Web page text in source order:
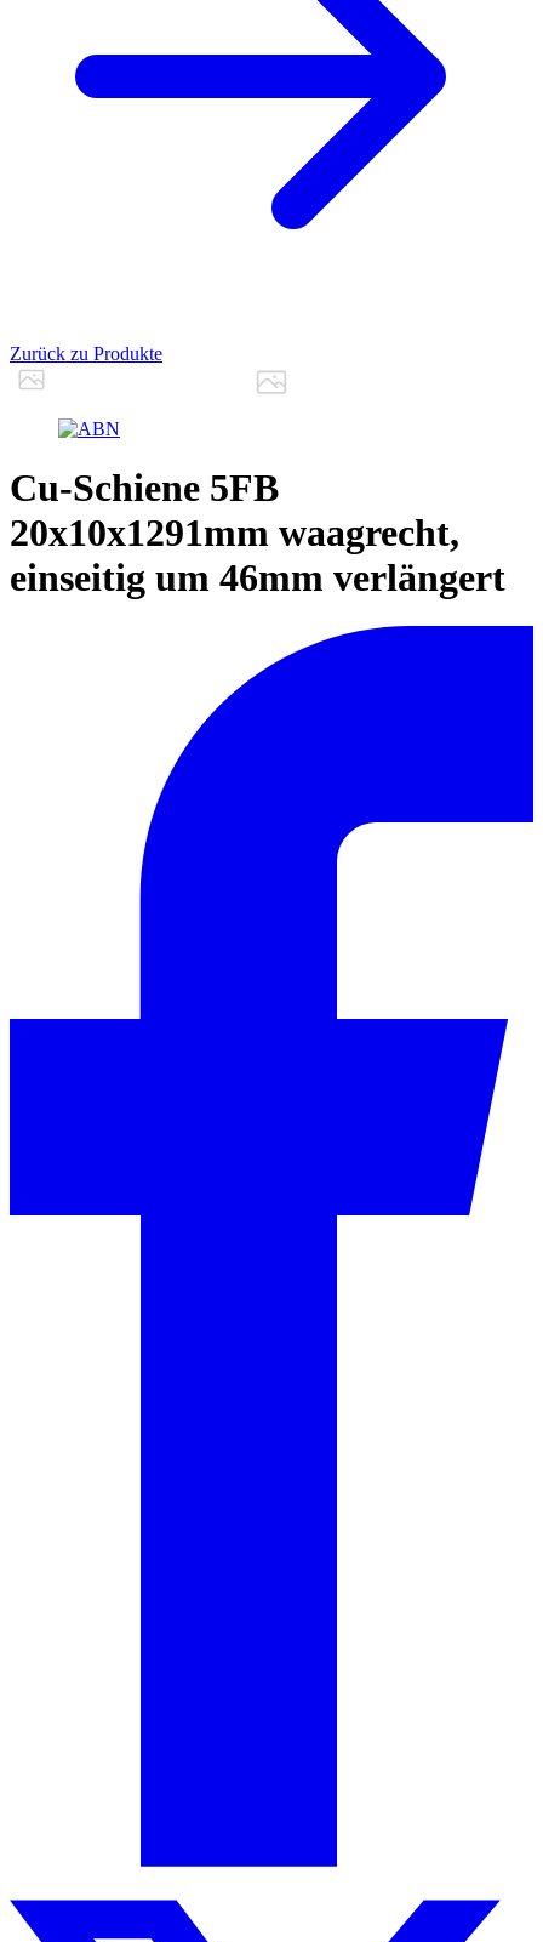
Zurück zu Produkte
Cu-Schiene 5FB
20x10x1291mm waagrecht,
einseitig um 46mm verlängert